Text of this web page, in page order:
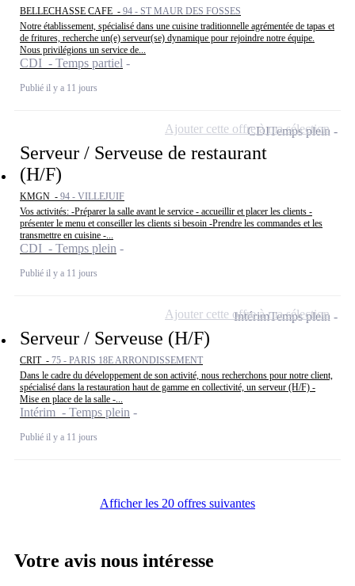
BELLECHASSE CAFE - 94 - ST MAUR DES FOSSES
Notre établissement, spécialisé dans une cuisine traditionnelle agrémentée de tapas et
de fritures, recherche un(e) serveur(se) dynamique pour rejoindre notre équipe.
Nous privilégions un service de...
CDI - Temps partiel
Publié il y a 11 jours
Serveur / Serveuse de restaurant
(H/F)
KMGN - 94 - VILLEJUIF
Vos activités: -Préparer la salle avant le service - accueillir et placer les clients -
présenter le menu et conseiller les clients si besoin -Prendre les commandes et les
transmettre en cuisine -...
CDI - Temps plein
Publié il y a 11 jours
CDITemps plein
Ajouter cette offre à ma sélection
Serveur / Serveuse (H/F)
CRIT - 75 - PARIS 18E ARRONDISSEMENT
Dans le cadre du développement de son activité, nous recherchons pour notre client,
spécialisé dans la restauration haut de gamme en collectivité, un serveur (H/F) -
Mise en place de la salle -...
Intérim - Temps plein
Publié il y a 11 jours
IntérimTemps plein
Ajouter cette offre à ma sélection
Afficher les 20 offres suivantes
Votre avis nous intéresse